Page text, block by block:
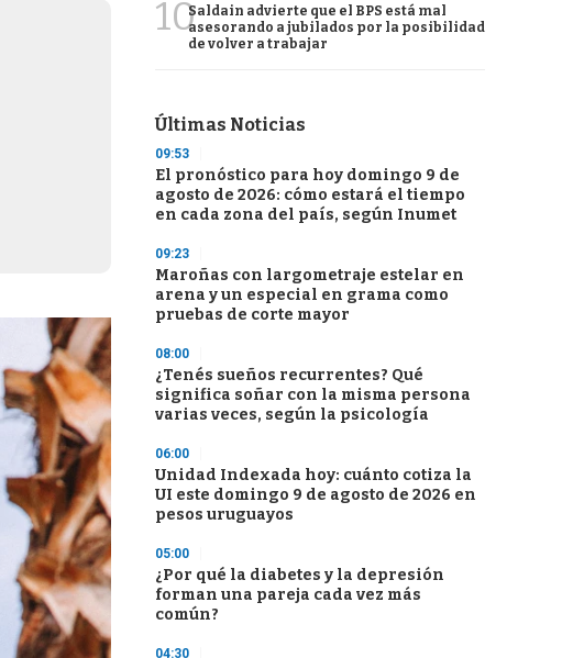
10Saldain advierte que el BPS está mal
asesorando a jubilados por la posibilidad
de volver a trabajar
Últimas Noticias
09:53
El pronóstico para hoy domingo 9 de
agosto de 2026: cómo estará el tiempo
en cada zona del país, según Inumet
09:23
Maroñas con largometraje estelar en
arena y un especial en grama como
pruebas de corte mayor
08:00
¿Tenés sueños recurrentes? Qué
significa soñar con la misma persona
varias veces, según la psicología
06:00
Unidad Indexada hoy: cuánto cotiza la
UI este domingo 9 de agosto de 2026 en
pesos uruguayos
05:00
¿Por qué la diabetes y la depresión
forman una pareja cada vez más
común?
04:30